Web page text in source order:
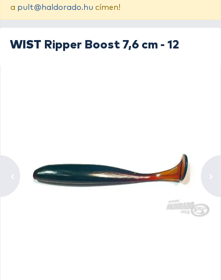
a pult@haldorado.hu címen!
WIST Ripper Boost 7,6 cm - 12